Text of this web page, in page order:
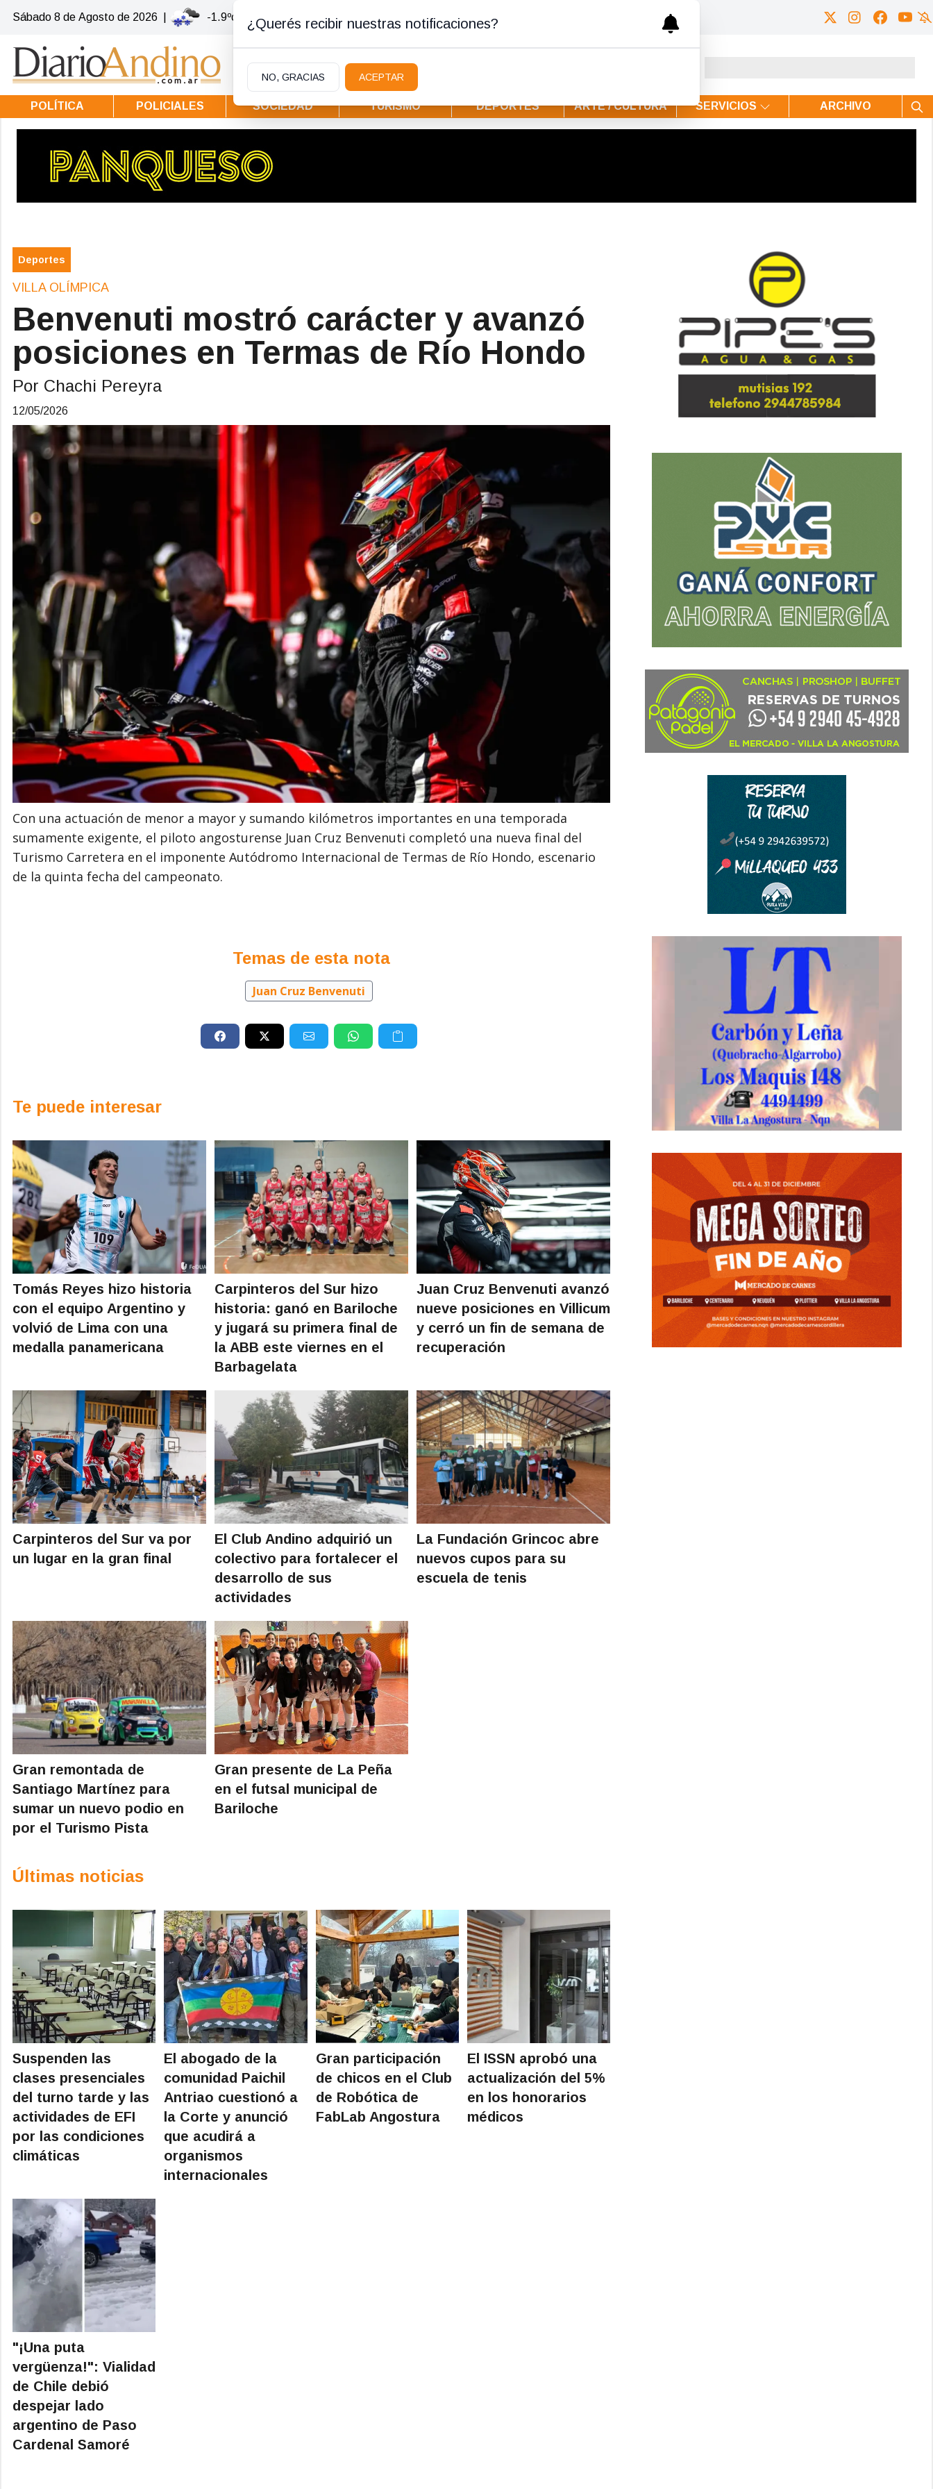
Sábado 8 de Agosto de 2026 -1.9ºc | Villa la Angostura
POLÍTICA POLICIALES SOCIEDAD TURISMO DEPORTES ARTE / CULTURA SERVICIOS ARCHIVO
Deportes
VILLA OLÍMPICA
Benvenuti mostró carácter y avanzó
posiciones en Termas de Río Hondo
Por Chachi Pereyra
12/05/2026
Con una actuación de menor a mayor y sumando kilómetros importantes en una temporada
sumamente exigente, el piloto angosturense Juan Cruz Benvenuti completó una nueva final del
Turismo Carretera en el imponente Autódromo Internacional de Termas de Río Hondo, escenario
de la quinta fecha del campeonato.
Temas de esta nota
Juan Cruz Benvenuti
Te puede interesar
Tomás Reyes hizo historia
con el equipo Argentino y
volvió de Lima con una
medalla panamericana
Carpinteros del Sur hizo
historia: ganó en Bariloche
y jugará su primera final de
la ABB este viernes en el
Barbagelata
Juan Cruz Benvenuti avanzó
nueve posiciones en Villicum
y cerró un fin de semana de
recuperación
Carpinteros del Sur va por
un lugar en la gran final
El Club Andino adquirió un
colectivo para fortalecer el
desarrollo de sus
actividades
La Fundación Grincoc abre
nuevos cupos para su
escuela de tenis
Gran remontada de
Santiago Martínez para
sumar un nuevo podio en
por el Turismo Pista
Gran presente de La Peña
en el futsal municipal de
Bariloche
Últimas noticias
Suspenden las
clases presenciales
del turno tarde y las
actividades de EFI
por las condiciones
climáticas
El abogado de la
comunidad Paichil
Antriao cuestionó a
la Corte y anunció
que acudirá a
organismos
internacionales
Gran participación
de chicos en el Club
de Robótica de
FabLab Angostura
El ISSN aprobó una
actualización del 5%
en los honorarios
médicos
"¡Una puta
vergüenza!": Vialidad
de Chile debió
despejar lado
argentino de Paso
Cardenal Samoré
¿Querés recibir nuestras notificaciones?
NO, GRACIAS ACEPTAR